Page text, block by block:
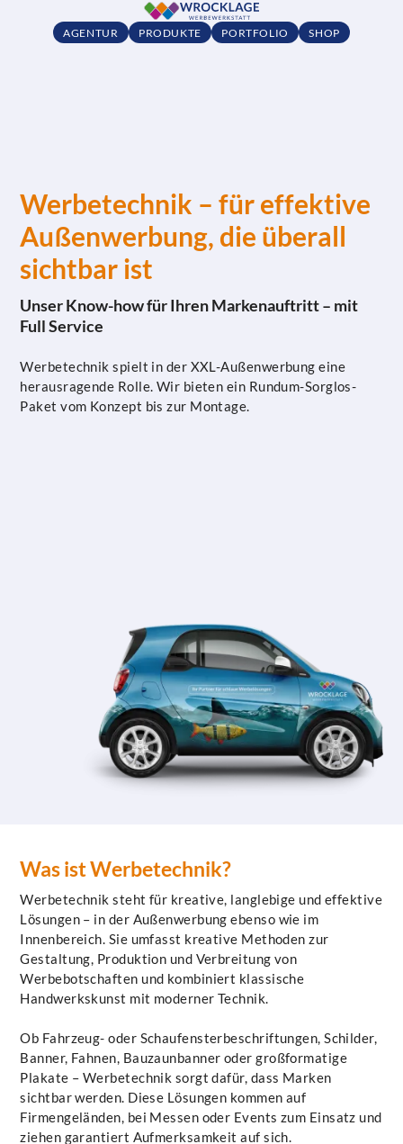
AGENTUR PRODUKTE PORTFOLIO SHOP
Werbetechnik – für effektive
Außenwerbung, die überall
sichtbar ist
Unser Know-how für Ihren Markenauftritt – mit
Full Service
Werbetechnik spielt in der XXL-Außenwerbung eine
herausragende Rolle. Wir bieten ein Rundum-Sorglos-
Paket vom Konzept bis zur Montage.
Was ist Werbetechnik?
Werbetechnik steht für kreative, langlebige und effektive
Lösungen – in der Außenwerbung ebenso wie im
Innenbereich. Sie umfasst kreative Methoden zur
Gestaltung, Produktion und Verbreitung von
Werbebotschaften und kombiniert klassische
Handwerkskunst mit moderner Technik.
Ob Fahrzeug- oder Schaufensterbeschriftungen, Schilder,
Banner, Fahnen, Bauzaunbanner oder großformatige
Plakate – Werbetechnik sorgt dafür, dass Marken
sichtbar werden. Diese Lösungen kommen auf
Firmengeländen, bei Messen oder Events zum Einsatz und
ziehen garantiert Aufmerksamkeit auf sich.